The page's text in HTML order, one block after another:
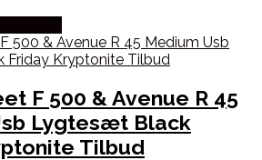
F 500 & Avenue R 45
Lygtesæt Black
Tilbud